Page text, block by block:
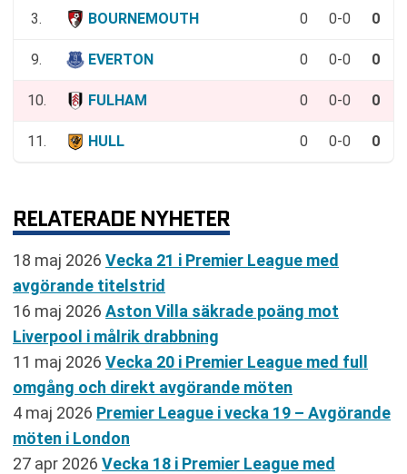
3. BOURNEMOUTH 0 0-0 0
9. EVERTON 0 0-0 0
10. FULHAM 0 0-0 0
11. HULL 0 0-0 0
RELATERADE NYHETER
18 maj 2026 Vecka 21 i Premier League med
avgörande titelstrid
16 maj 2026 Aston Villa säkrade poäng mot
Liverpool i målrik drabbning
11 maj 2026 Vecka 20 i Premier League med full
omgång och direkt avgörande möten
4 maj 2026 Premier League i vecka 19 – Avgörande
möten i London
27 apr 2026 Vecka 18 i Premier League med